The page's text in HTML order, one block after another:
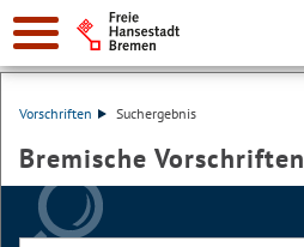
Vorschriften Suchergebnis
Bremische Vorschriften